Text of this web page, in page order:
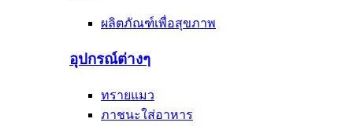
ผลิตภัณฑ์เพื่อสุขภาพ
อุปกรณ์ต่างๆ
ทรายแมว
ภาชนะใส่อาหาร